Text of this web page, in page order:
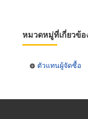
หมวดหมู่ที่เกี่ยวข้อ
ตัวแทนผู้จัดซื้อ